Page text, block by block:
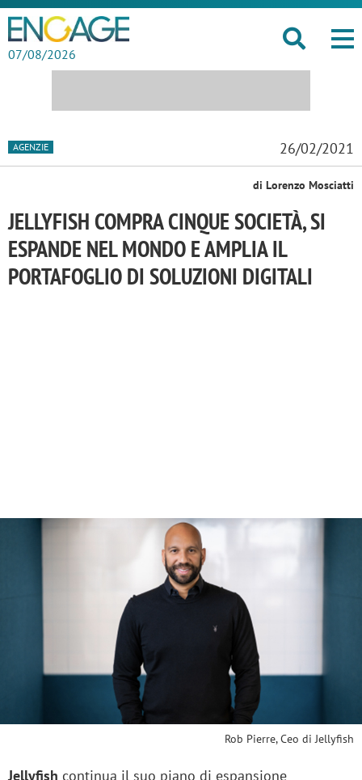
07/08/2026
AGENZIE 26/02/2021
di Lorenzo Mosciatti
JELLYFISH COMPRA CINQUE SOCIETÀ, SI
ESPANDE NEL MONDO E AMPLIA IL
PORTAFOGLIO DI SOLUZIONI DIGITALI
Rob Pierre, Ceo di Jellyfish
Jellyfish continua il suo piano di espansione